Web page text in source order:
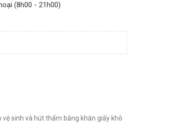
(8h00 - 21h00)
sinh và hút thấm bằng khăn giấy khô